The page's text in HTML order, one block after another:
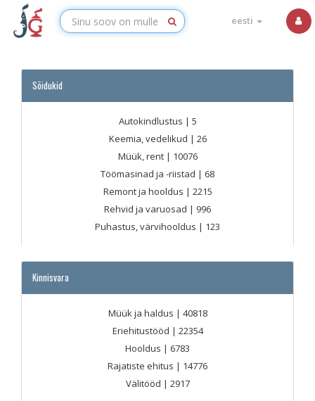
eesti
Sõidukid
Autokindlustus | 5
Keemia, vedelikud | 26
Müük, rent | 10076
Töömasinad ja -riistad | 68
Remont ja hooldus | 2215
Rehvid ja varuosad | 996
Puhastus, värvihooldus | 123
Kinnisvara
Müük ja haldus | 40818
Eriehitustööd | 22354
Hooldus | 6783
Rajatiste ehitus | 14776
Välitööd | 2917